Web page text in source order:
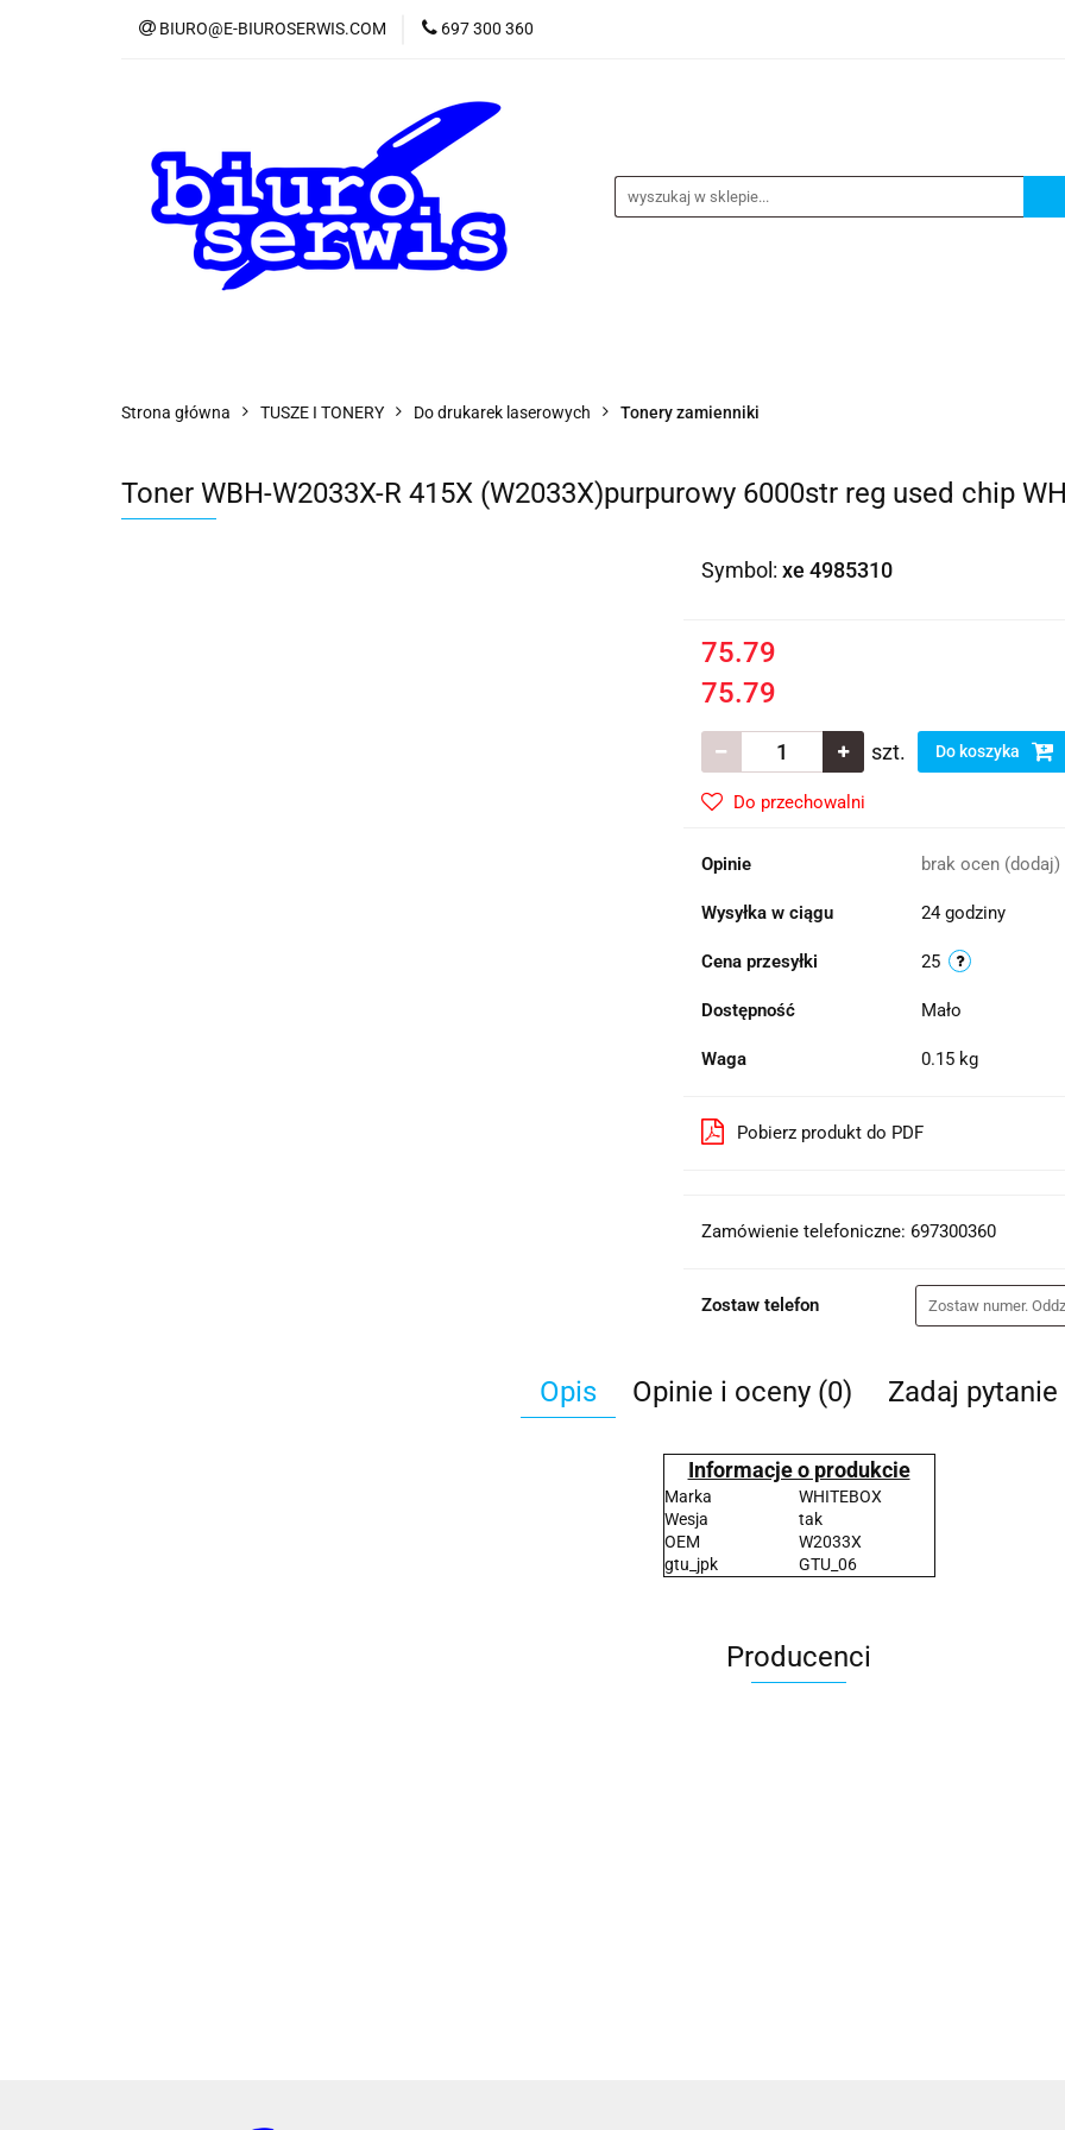
BIURO@E-BIUROSERWIS.COM 697 300 360
Strona główna TUSZE I TONERY Do drukarek laserowych Tonery zamienniki
Toner WBH-W2033X-R 415X (W2033X)purpurowy 6000str reg used chip
Symbol: xe 4985310
75.79
75.79
szt. Do koszyka
Do przechowalni
Opinie brak ocen (dodaj)
Wysyłka w ciągu 24 godziny
Cena przesyłki 25
Dostępność Mało
Waga 0.15 kg
Pobierz produkt do PDF
Zamówienie telefoniczne: 697300360
Zostaw telefon
Opis Opinie i oceny (0) Zadaj pytanie
Informacje o produkcie
Marka
WHITEBOX
Wesja
tak
OEM
W2033X
gtu_jpk
GTU_06
Producenci